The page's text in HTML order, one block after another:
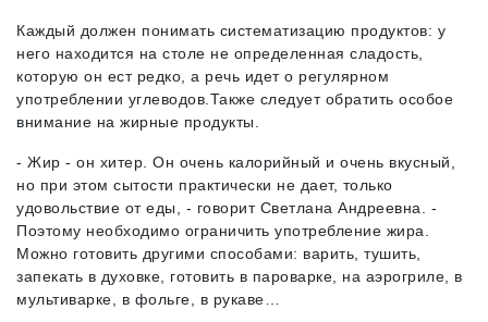
Каждый должен понимать систематизацию продуктов: у
него находится на столе не определенная сладость,
которую он ест редко, а речь идет о регулярном
употреблении углеводов.Также следует обратить особое
внимание на жирные продукты.
- Жир - он хитер. Он очень калорийный и очень вкусный,
но при этом сытости практически не дает, только
удовольствие от еды, - говорит Светлана Андреевна. -
Поэтому необходимо ограничить употребление жира.
Можно готовить другими способами: варить, тушить,
запекать в духовке, готовить в пароварке, на аэрогриле, в
мультиварке, в фольге, в рукаве…